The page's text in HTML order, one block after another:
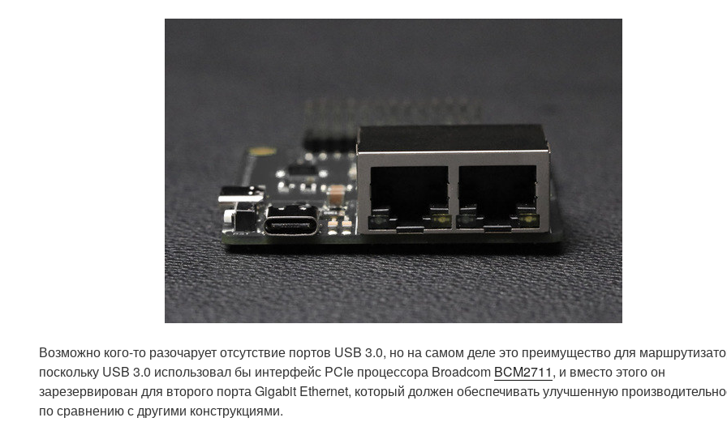
Возможно кого-то разочарует отсутствие портов USB 3.0, но на самом деле это преимущество для
поскольку USB 3.0 использовал бы интерфейс PCIe процессора Broadcom BCM2711, и вместо этого он
зарезервирован для второго порта Gigabit Ethernet, который должен обеспечивать улучшенную
по сравнению с другими конструкциями.